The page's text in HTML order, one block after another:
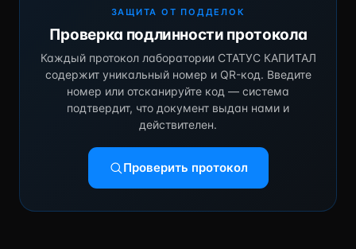
ЗАЩИТА ОТ ПОДДЕЛОК
Проверка подлинности протокола
Каждый протокол лаборатории СТАТУС КАПИТАЛ
содержит уникальный номер и QR-код. Введите
номер или отсканируйте код — система
подтвердит, что документ выдан нами и
действителен.
Проверить протокол